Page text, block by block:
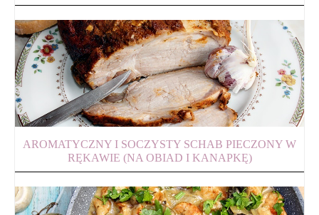
AROMATYCZNY I SOCZYSTY SCHAB PIECZONY W
RĘKAWIE (NA OBIAD I KANAPKĘ)